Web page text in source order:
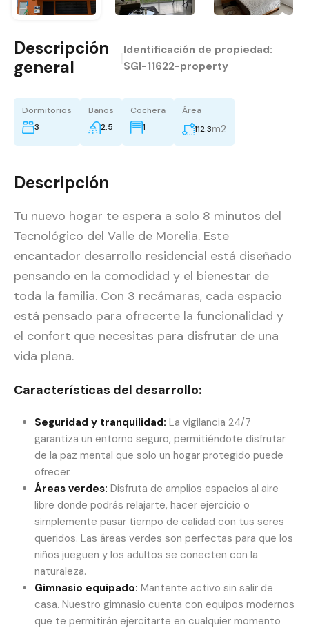
Descripción
general
Identificación de propiedad:
SGI-11622-property
Dormitorios
3
Baños
2.5
Cochera
1
Área
112.3m2
Descripción
Tu nuevo hogar te espera a solo 8 minutos del
Tecnológico del Valle de Morelia. Este
encantador desarrollo residencial está diseñado
pensando en la comodidad y el bienestar de
toda la familia. Con 3 recámaras, cada espacio
está pensado para ofrecerte la funcionalidad y
el confort que necesitas para disfrutar de una
vida plena.
Características del desarrollo:
Seguridad y tranquilidad: La vigilancia 24/7
garantiza un entorno seguro, permitiéndote disfrutar
de la paz mental que solo un hogar protegido puede
ofrecer.
Áreas verdes: Disfruta de amplios espacios al aire
libre donde podrás relajarte, hacer ejercicio o
simplemente pasar tiempo de calidad con tus seres
queridos. Las áreas verdes son perfectas para que los
niños jueguen y los adultos se conecten con la
naturaleza.
Gimnasio equipado: Mantente activo sin salir de
casa. Nuestro gimnasio cuenta con equipos modernos
que te permitirán ejercitarte en cualquier momento